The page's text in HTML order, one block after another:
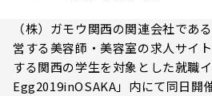
（株）ガモウ関西の関連会社であ
営する美容師・美容室の求人サイ
する関西の学生を対象とした就職
Egg2019inOSAKA」内にて同日開